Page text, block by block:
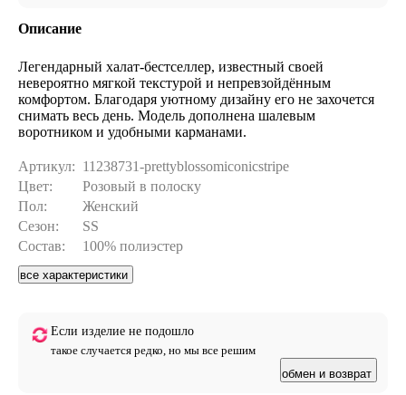
Описание
Легендарный халат-бестселлер, известный своей
невероятно мягкой текстурой и непревзойдённым
комфортом. Благодаря уютному дизайну его не захочется
снимать весь день. Модель дополнена шалевым
воротником и удобными карманами.
Артикул: 11238731-prettyblossomiconicstripe
Цвет:
Розовый в полоску
Пол:
Женский
Сезон:
SS
Состав:
100% полиэстер
все характеристики
Если изделие не подошло
такое случается редко, но мы все решим
обмен и возврат